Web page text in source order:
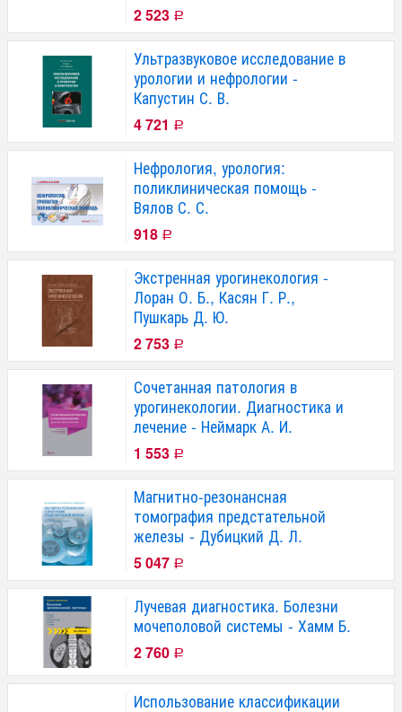
2 523 Р
Ультразвуковое исследование в
урологии и нефрологии -
Капустин С. В.
4 721 Р
Нефрология, урология:
поликлиническая помощь -
Вялов С. С.
918 Р
Экстренная урогинекология -
Лоран О. Б., Касян Г. Р.,
Пушкарь Д. Ю.
2 753 Р
Сочетанная патология в
урогинекологии. Диагностика и
лечение - Неймарк А. И.
1 553 Р
Магнитно-резонансная
томография предстательной
железы - Дубицкий Д. Л.
5 047 Р
Лучевая диагностика. Болезни
мочеполовой системы - Хамм Б.
2 760 Р
Использование классификации